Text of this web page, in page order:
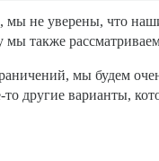
не уверены, что
также
мы будем
то другие варианты,